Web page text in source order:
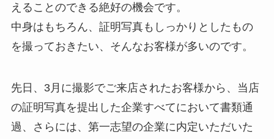
えることのできる絶好の機会です。
中身はもちろん、証明写真もしっかりとしたもの
を撮っておきたい、そんなお客様が多いのです。
先日、3月に撮影でご来店されたお客様から、当店
の証明写真を提出した企業すべてにおいて書類通
過、さらには、第一志望の企業に内定いただいた